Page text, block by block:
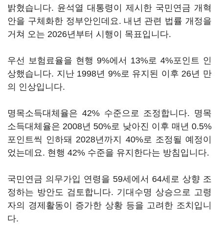
밝혔습니다. 윤석열 대통령이 제시한 국민연금 개혁
안을 구체화한 정부안인데요. 내년 관련 법률 개정을
거쳐 오는 2026년부터 시행이 목표입니다.
우선 보험료율을 현행 9%에서 13%로 4%포인트 인
상했습니다. 지난 1998년 9%로 유지된 이후 26년 만
의 인상입니다.
명목소득대체율은 42% 수준으로 조정합니다. 명목
소득대체율은 2008년 50%로 낮아진 이후 매년 0.5%
포인트씩 인하돼 2028년까지 40%로 조정될 예정이
었는데요. 현행 42% 수준을 유지한다는 방침입니다.
국민연금 의무가입 연령을 59세에서 64세로 상향 조
정하는 방안도 검토합니다. 기대수명 상승으로 고령
자의 경제활동이 증가한 상황 등을 고려한 조치입니
다.